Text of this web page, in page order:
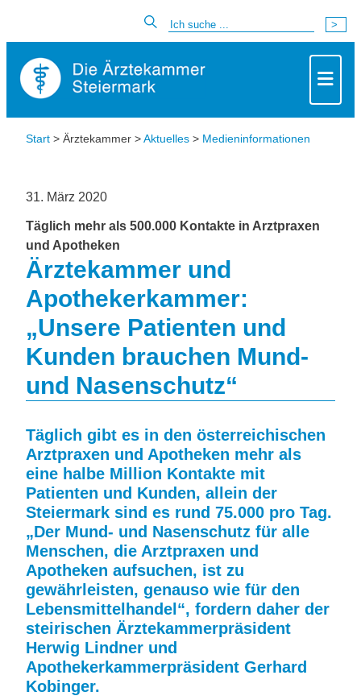
Start > Ärztekammer >Aktuelles > Medieninformationen
31. März 2020
Täglich mehr als 500.000 Kontakte in Arztpraxen
und Apotheken
Ärztekammer und
Apothekerkammer:
„Unsere Patienten und
Kunden brauchen Mund-
und Nasenschutz“
Täglich gibt es in den österreichischen
Arztpraxen und Apotheken mehr als
eine halbe Million Kontakte mit
Patienten und Kunden, allein der
Steiermark sind es rund 75.000 pro Tag.
„Der Mund- und Nasenschutz für alle
Menschen, die Arztpraxen und
Apotheken aufsuchen, ist zu
gewährleisten, genauso wie für den
Lebensmittelhandel“, fordern daher der
steirischen Ärztekammerpräsident
Herwig Lindner und
Apothekerkammerpräsident Gerhard
Kobinger.